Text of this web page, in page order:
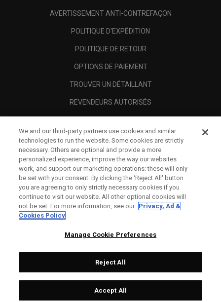
AVERTISSEMENT ANTI-CONTREFAÇON
POLITIQUE D'EXPÉDITION
POLITIQUE DE RETOUR
OPTIONS DE PAIEMENT
TROUVER UN DÉTAILLANT
REVENDEURS AUTORISÉS
A PROPOS
MENTIONS LÉGALES
Topgolf Callaway Brands.
All rights reserved.
We and our third-party partners use cookies and similar
technologies to run the website. Some cookies are strictly
necessary. Others are optional and provide a more
personalized experience, improve the way our websites
work, and support our marketing operations; these will only
be set with your consent. By clicking the ‘Reject All' button
you are agreeing to only strictly necessary cookies if you
continue to visit our website. All other optional cookies will
not be set. For more information, see our Privacy, Ad &
Cookies Policy
Manage Cookie Preferences
Reject All
Accept All